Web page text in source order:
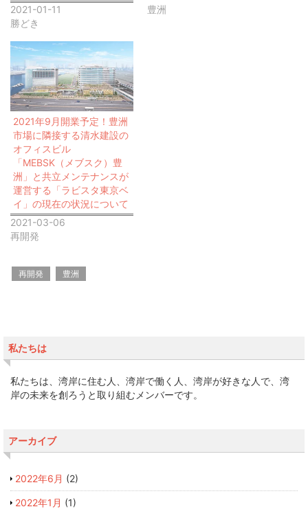
2021-01-11
勝どき
豊洲
2021年9月開業予定！豊洲
市場に隣接する清水建設の
オフィスビル
「MEBSK（メブスク）豊
洲」と共立メンテナンスが
運営する「ラビスタ東京ベ
イ」の現在の状況について
2021-03-06
再開発
再開発 豊洲
私たちは
私たちは、湾岸に住む人、湾岸で働く人、湾岸が好きな人で、湾
岸の未来を創ろうと取り組むメンバーです。
アーカイブ
2022年6月 (2)
2022年1月 (1)